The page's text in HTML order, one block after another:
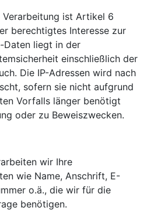
ist Artikel 6
berechtigtes Interesse zur
Daten liegt in der
einschließlich der
Die IP-Adressen wird nach
sofern sie nicht aufgrund
Vorfalls länger benötigt
oder zu Beweiszwecken.
wir Ihre
wie Name, Anschrift, E-
o.ä., die wir für die
benötigen.